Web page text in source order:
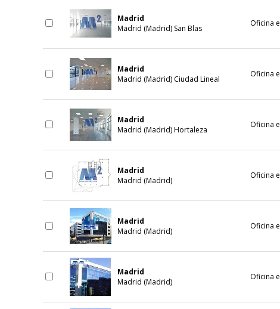
Madrid
Madrid (Madrid) San Blas
Oficina
Madrid
Madrid (Madrid) Ciudad Lineal
Oficina
Madrid
Madrid (Madrid) Hortaleza
Oficina
Madrid
Madrid (Madrid)
Oficina
Madrid
Madrid (Madrid)
Oficina
Madrid
Madrid (Madrid)
Oficina